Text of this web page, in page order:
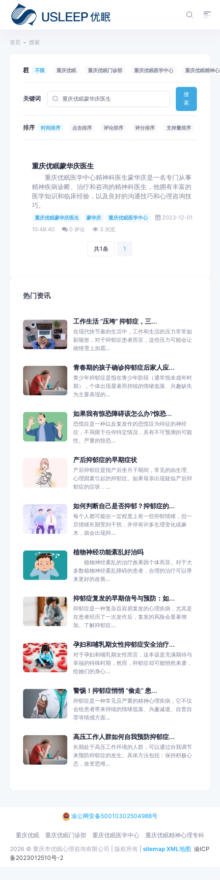
首页 搜索
栏目 不限 重庆优眠 重庆优眠门诊部 重庆优眠医学中心 重庆优眠精神
关键词
搜
索
排序 时间排序 点击排序 评论排序 评分排序 支持量排序
重庆优眠蒙华庆医生
重庆优眠医学中心精神科医生蒙华庆是一名专门从事
精神疾病诊断、治疗和咨询的精神科医生，他拥有丰富的
医学知识和临床经验，以及良好的沟通技巧和心理咨询技
巧。
重庆优眠蒙华庆医生 蒙华庆 重庆优眠医学中心
2023-12-01
10:48:40
0 评论 3 浏览
共1条 1
热门资讯
工作生活 “压垮” 抑郁症，三...
在现代快节奏的生活中，工作和生活的压力常常如
影随形，对于抑郁症患者而言，这些压力可能会让
病情雪上加霜...
青春期的孩子确诊抑郁症后家人应...
青少年抑郁症是指在青少年阶段（通常指未成年时
期），个体出现显著而持续的情绪低落、兴趣缺失
为主要表现的...
如果我有惊恐障碍该怎么办?惊恐...
恐慌症是一种以反复发作的恐慌症为特征的神经
症，不局限于任何特定情况，具有不可预测的可能
性。严重的惊恐...
产后抑郁症的早期症状
产后抑郁症是指产后坐月子期间，常见的由生理、
心理因素引起的抑郁症。如果母亲出现疑似产后抑
郁症的症状，...
如何判断自己是否抑郁？抑郁症的...
每个人都可能在一定程度上有一些抑郁情绪，但一
旦情绪长期受到干扰，并伴有许多生理变化或麻
木，就会出现抑...
植物神经功能紊乱好治吗
植物神经紊乱的治疗效果因个体而异。对于大
多数植物神经紊乱障碍的患者，合理的治疗可以带
来更好的改善...
抑郁症复发的早期信号与预防：如...
抑郁症是一种复杂且容易复发的心理疾病，尤其是
在患者经历了一次发作后，复发的风险会显著增
加。了解抑郁症...
孕妇和哺乳期女性抑郁症安全治疗...
对于孕妇和哺乳期女性而言，这本该是充满期待与
幸福的特殊时期，然而，抑郁症却可能悄然来袭，
给她们的身心...
警惕！抑郁症悄悄 “偷走” 患...
抑郁症是一种常见且严重的精神心理疾病，它不仅
会给患者带来持续的情绪低落、兴趣减退、自责自
罪等情感方面...
高压工作人群如何自我预防抑郁症...
长期处于高压工作环境的人群，可以通过自我调节
来预防抑郁症的发生。具体方法包括：保持积极心
态，改变思维...
2026 © 重庆市优眠心理咨询有限公司 | 版权所有 | sitemap XML地图 渝ICP
备2023012510号-2
渝公网安备50010302504988号
重庆优眠 重庆优眠门诊部 重庆优眠医学中心 重庆优眠精神心理专科